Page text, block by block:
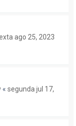
ago 25, 2023
« segunda jul 17,